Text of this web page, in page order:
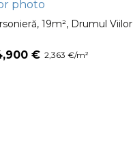
19m², Drumul Viilor
€ 2,363 €/m²